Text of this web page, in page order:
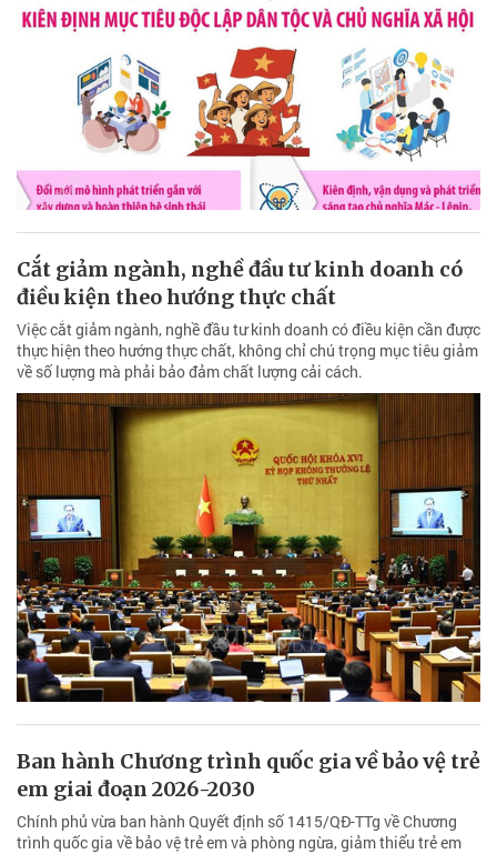
Cắt giảm ngành, nghề đầu tư kinh doanh có
điều kiện theo hướng thực chất
Việc cắt giảm ngành, nghề đầu tư kinh doanh có điều kiện cần được
thực hiện theo hướng thực chất, không chỉ chú trọng mục tiêu giảm
về số lượng mà phải bảo đảm chất lượng cải cách.
Ban hành Chương trình quốc gia về bảo vệ trẻ
em giai đoạn 2026-2030
Chính phủ vừa ban hành Quyết định số 1415/QĐ-TTg về Chương
trình quốc gia về bảo vệ trẻ em và phòng ngừa, giảm thiểu trẻ em